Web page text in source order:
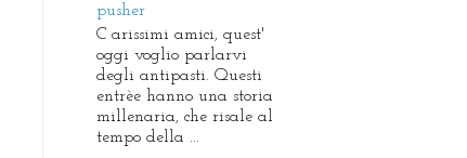
pusher
C arissimi amici, quest'
oggi voglio parlarvi
degli antipasti. Questi
entrèe hanno una storia
millenaria, che risale al
tempo della ...